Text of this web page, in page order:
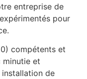
entreprise de
pour
compétents et
minutie et
de